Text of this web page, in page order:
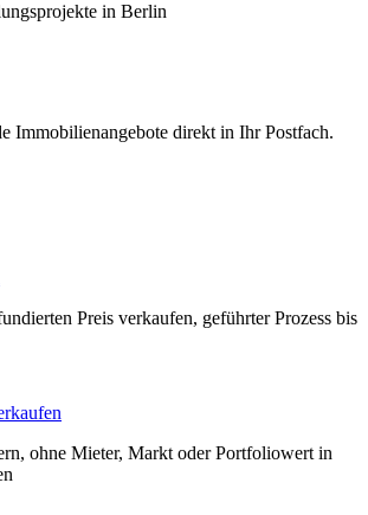
in Berlin
Immobilienangebote direkt in Ihr Postfach.
Preis verkaufen, geführter Prozess bis
ohne Mieter, Markt oder Portfoliowert in